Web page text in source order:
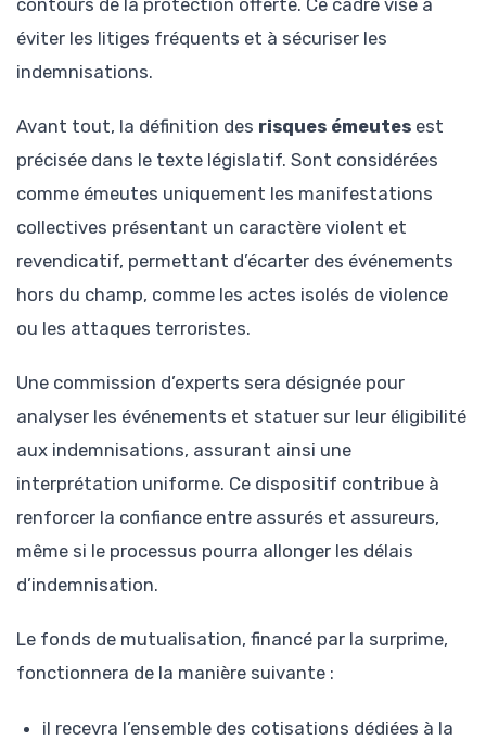
éviter les litiges fréquents et à sécuriser les
indemnisations.
Avant tout, la définition des risques émeutes est
précisée dans le texte législatif. Sont considérées
comme émeutes uniquement les manifestations
collectives présentant un caractère violent et
revendicatif, permettant d’écarter des événements
hors du champ, comme les actes isolés de violence
ou les attaques terroristes.
Une commission d’experts sera désignée pour
analyser les événements et statuer sur leur éligibilité
aux indemnisations, assurant ainsi une
interprétation uniforme. Ce dispositif contribue à
renforcer la confiance entre assurés et assureurs,
même si le processus pourra allonger les délais
d’indemnisation.
Le fonds de mutualisation, financé par la surprime,
fonctionnera de la manière suivante :
il recevra l’ensemble des cotisations dédiées à la